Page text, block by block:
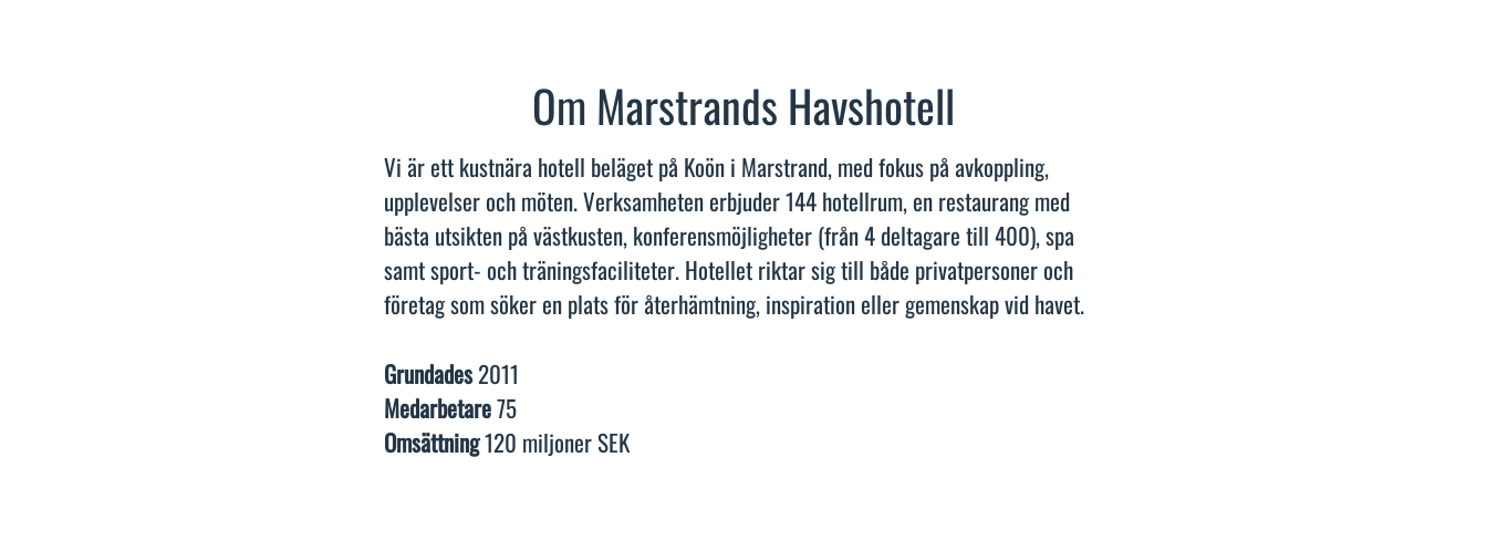
Om Marstrands Havshotell
Vi är ett kustnära hotell beläget på Koön i Marstrand, med fokus på avkoppling,
upplevelser och möten. Verksamheten erbjuder 144 hotellrum, en restaurang med
bästa utsikten på västkusten, konferensmöjligheter (från 4 deltagare till 400), spa
samt sport- och träningsfaciliteter. Hotellet riktar sig till både privatpersoner och
företag som söker en plats för återhämtning, inspiration eller gemenskap vid havet.
Grundades2011
Medarbetare75
Omsättning120 miljoner SEK